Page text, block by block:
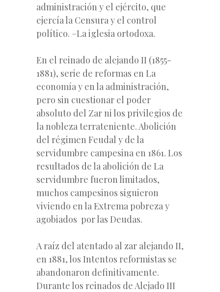
administración y el ejército, que
ejercía la Censura y el control
político. –La iglesia ortodoxa.
En el reinado de alejando II (1855-
1881), serie de reformas en La
economía y en la administración,
pero sin cuestionar el poder
absoluto del Zar ni los privilegios de
la nobleza terrateniente. Abolición
del régimen Feudal y de la
servidumbre campesina en 1861. Los
resultados de la abolición de La
servidumbre fueron limitados,
muchos campesinos siguieron
viviendo en la Extrema pobreza y
agobiados por las Deudas.
A raíz del atentado al zar alejando II,
en 1881, los Intentos reformistas se
abandonaron definitivamente.
Durante los reinados de Alejado III